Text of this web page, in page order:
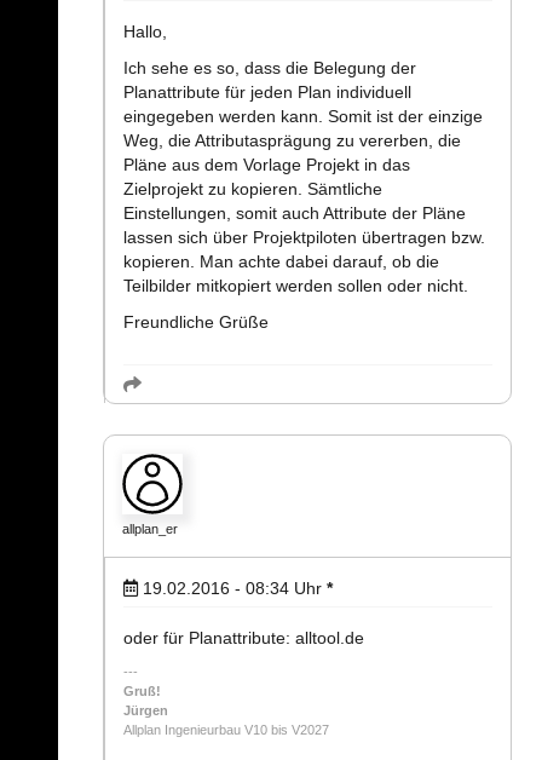
Hallo,
Ich sehe es so, dass die Belegung der
Planattribute für jeden Plan individuell
eingegeben werden kann. Somit ist der einzige
Weg, die Attributasprägung zu vererben, die
Pläne aus dem Vorlage Projekt in das
Zielprojekt zu kopieren. Sämtliche
Einstellungen, somit auch Attribute der Pläne
lassen sich über Projektpiloten übertragen bzw.
kopieren. Man achte dabei darauf, ob die
Teilbilder mitkopiert werden sollen oder nicht.
Freundliche Grüße
allplan_er
19.02.2016 - 08:34 Uhr *
oder für Planattribute: alltool.de
Gruß!
Jürgen
Allplan Ingenieurbau V10 bis V2027